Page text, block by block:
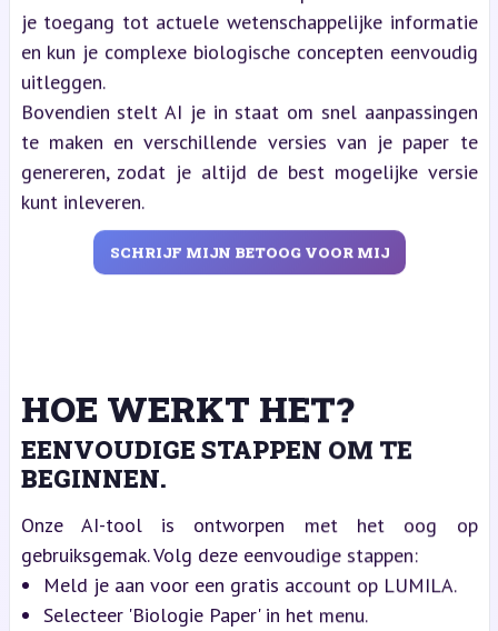
je toegang tot actuele wetenschappelijke informatie
en kun je complexe biologische concepten eenvoudig
uitleggen.
Bovendien stelt AI je in staat om snel aanpassingen
te maken en verschillende versies van je paper te
genereren, zodat je altijd de best mogelijke versie
kunt inleveren.
SCHRIJF MIJN BETOOG VOOR MIJ
HOE WERKT HET?
EENVOUDIGE STAPPEN OM TE
BEGINNEN.
Onze AI-tool is ontworpen met het oog op
gebruiksgemak. Volg deze eenvoudige stappen:
Meld je aan voor een gratis account op LUMILA.
Selecteer 'Biologie Paper' in het menu.